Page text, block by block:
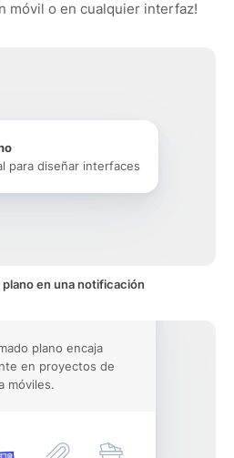
móvil o en cualquier interfaz!
para diseñar interfaces
en una notificación
plano encaja
en proyectos de
móviles.